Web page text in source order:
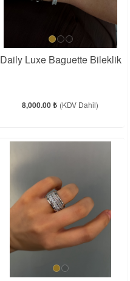
Daily Luxe Baguette Bileklik
8,000.00 ₺ (KDV Dahil)